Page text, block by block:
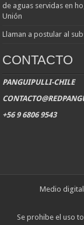
de aguas servidas en
Unión
Llaman a postular al
CONTACTO
PANGUIPULLI-CHILE
+56 9 6806 9543
Medio
Se prohibe el uso